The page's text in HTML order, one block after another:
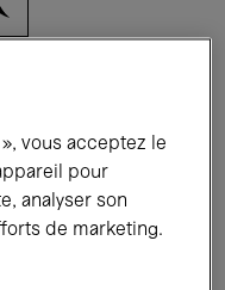
vous acceptez le
pour
analyser son
de marketing.